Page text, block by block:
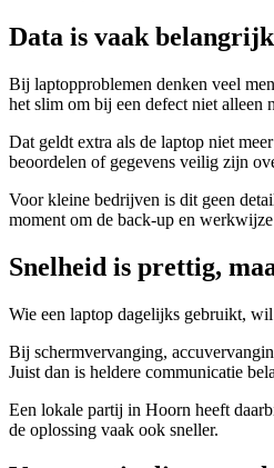
Data is vaak
Bij laptopproblemen denken veel
het slim om bij een defect niet alleen
Dat geldt extra als de laptop niet
beoordelen of gegevens veilig zijn
Voor kleine bedrijven is dit geen
moment om de back-up en
Snelheid is prettig,
Wie een laptop dagelijks gebruikt,
Bij schermvervanging,
Juist dan is heldere communicatie
Een lokale partij in Hoorn heeft
de oplossing vaak ook sneller.